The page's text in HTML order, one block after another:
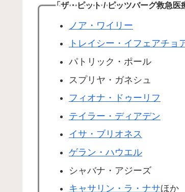
「ザ・ピット / ピッツバーグ救急医
ノア・ワイリー
トレイシー・イフェアチョ
パトリック・ポール
スプリヤ・ガネシュ
フィオナ・ドゥーリフ
テイラー・ディアデン
イサ・ブリオネス
ゲラン・ハウエル
シャバナ・アジーズ
キャサリン・ラ・ナサほか